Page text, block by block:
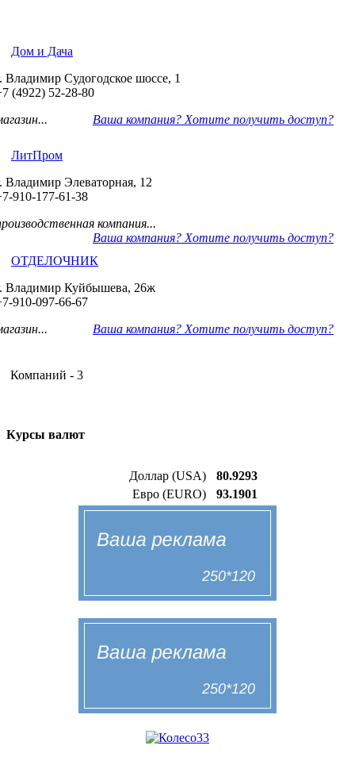
Дом и Дача
Владимир Судогодское шоссе, 1
(4922) 52-28-80
Ваша компания? Хотите получить доступ?
ЛитПром
Владимир Элеваторная, 12
910-177-61-38
компания...
Ваша компания? Хотите получить доступ?
ОТДЕЛОЧНИК
Владимир Куйбышева, 26ж
910-097-66-67
Ваша компания? Хотите получить доступ?
Компаний - 3
Курсы валют
Доллар (USA)
80.9293
Евро (EURO)
93.1901